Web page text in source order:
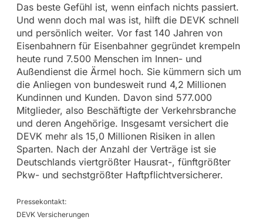
Das beste Gefühl ist, wenn einfach nichts passiert.
Und wenn doch mal was ist, hilft die DEVK schnell
und persönlich weiter. Vor fast 140 Jahren von
Eisenbahnern für Eisenbahner gegründet krempeln
heute rund 7.500 Menschen im Innen- und
Außendienst die Ärmel hoch. Sie kümmern sich um
die Anliegen von bundesweit rund 4,2 Millionen
Kundinnen und Kunden. Davon sind 577.000
Mitglieder, also Beschäftigte der Verkehrsbranche
und deren Angehörige. Insgesamt versichert die
DEVK mehr als 15,0 Millionen Risiken in allen
Sparten. Nach der Anzahl der Verträge ist sie
Deutschlands viertgrößter Hausrat-, fünftgrößter
Pkw- und sechstgrößter Haftpflichtversicherer.
Pressekontakt:
DEVK Versicherungen